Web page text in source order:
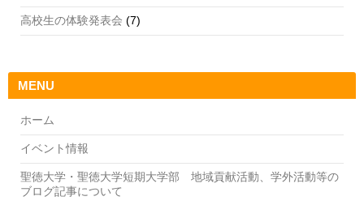
高校生の体験発表会 (7)
MENU
ホーム
イベント情報
聖徳大学・聖徳大学短期大学部 地域貢献活動、学外活動等の
ブログ記事について